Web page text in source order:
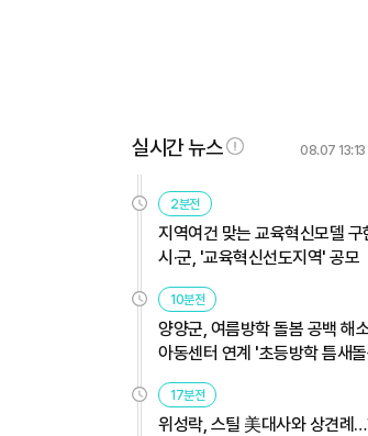
실시간 뉴스 08.07 13:13
2분전
지역여건 맞는 교육혁신모델
시·군, '교육혁신선도지역' 공모
10분전
양양군, 여름방학 돌봄 공백 해
아동센터 연계 '초등방학 틈새
17분전
위성락, 스틸 美대사와 상견례